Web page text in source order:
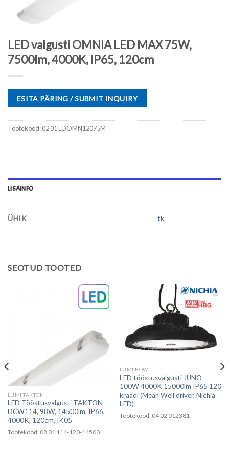
LED valgusti OMNIA LED MAX 75W,
7500lm, 4000K, IP65, 120cm
ESITA PÄRING / SUBMIT INQUIRY
Tootekood:02 01 LDOMN12075M
LISAINFO
ÜHIK tk
SEOTUD TOOTED
LUMI TAKTON
LED Tööstusvalgusti TAKTON
DCW114, 98W, 14500lm, IP66,
4000K, 120cm, IK05
Tootekood: 08 01 114-120-14500
LUMI BOWI
LED tööstusvalgusti JUNO
100W 4000K 15000lm IP65 120
kraadi (Mean Well driver, Nichia
LED)
Tootekood: 04 02 012381